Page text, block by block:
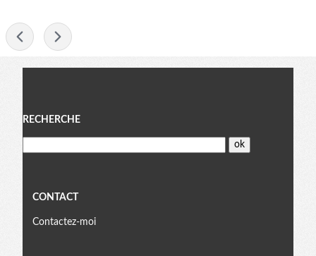
Menu
RECHERCHE
CONTACT
Contactez-moi